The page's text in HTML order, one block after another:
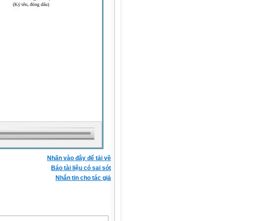
Nhấn vào đây để tải về
Báo tài liệu có sai sót
Nhắn tin cho tác giả